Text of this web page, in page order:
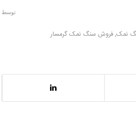
توسط
نمک,فروش سنگ نمک گرمسار